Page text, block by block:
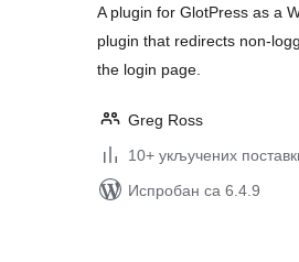
A plugin for GlotPress as a
plugin that redirects non-
the login page.
Greg Ross
10+ укључених
Испробан са 6.4.9